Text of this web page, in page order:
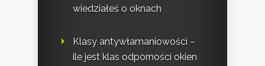
wiedziałeś o oknach
Klasy antywłamaniowości –
ile jest klas odporności okien